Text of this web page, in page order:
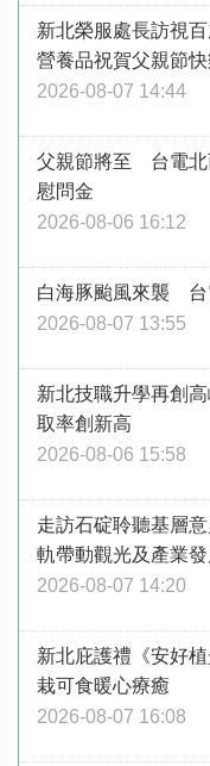
新北榮服處長訪視
營養品祝賀父親節快
2026-08-07 14:44
父親節將至 台電北
慰問金
2026-08-06 16:12
白海豚颱風來襲 台
2026-08-07 13:55
新北技職升學再創
取率創新高
2026-08-06 15:58
走訪石碇聆聽基層
軌帶動觀光及產業發
2026-08-07 14:20
新北庇護禮《安好
栽可食暖心療癒
2026-08-07 16:08